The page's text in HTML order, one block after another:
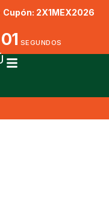
Cupón: 2X1MEX2026
00 SEGUNDOS